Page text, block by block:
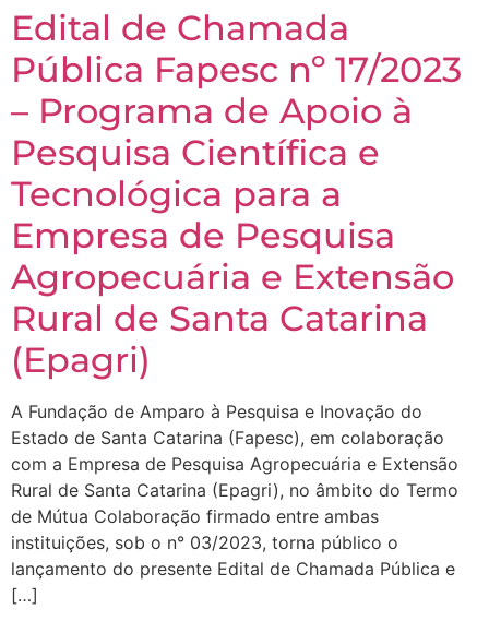
Edital de Chamada
Pública Fapesc nº 17/2023
– Programa de Apoio à
Pesquisa Científica e
Tecnológica para a
Empresa de Pesquisa
Agropecuária e Extensão
Rural de Santa Catarina
(Epagri)
A Fundação de Amparo à Pesquisa e Inovação do
Estado de Santa Catarina (Fapesc), em colaboração
com a Empresa de Pesquisa Agropecuária e Extensão
Rural de Santa Catarina (Epagri), no âmbito do Termo
de Mútua Colaboração firmado entre ambas
instituições, sob o n° 03/2023, torna público o
lançamento do presente Edital de Chamada Pública e
[…]